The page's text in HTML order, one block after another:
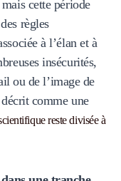
cette période
règles
à l’élan et à
insécurités,
ou de l’image de
comme une
reste divisée à